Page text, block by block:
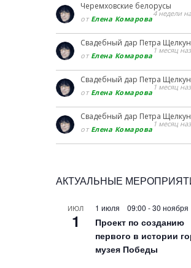
Черемховские белорусы
от Елена Комарова
4 недели
Свадебный дар Петра
от Елена Комарова
1 месяц
Свадебный дар Петра
от Елена Комарова
1 месяц
Свадебный дар Петра
от Елена Комарова
1 месяц
АКТУАЛЬНЫЕ
ИЮЛ
1
1 июля 09:00 -30
Проект по созданию
первого в истории
музея Победы